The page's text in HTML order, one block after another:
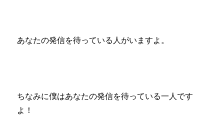
あなたの発信を待っている人がいますよ。
ちなみに僕はあなたの発信を待っている一人です
よ！